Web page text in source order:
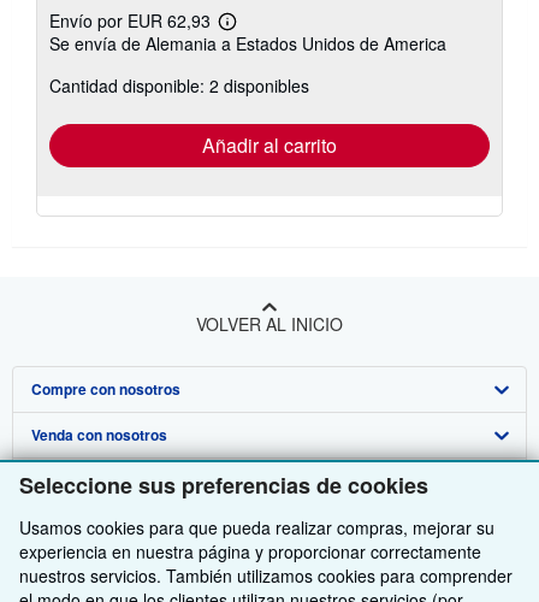
Seleccione sus preferencias de cookies
Usamos cookies para que pueda realizar compras, mejorar su
experiencia en nuestra página y proporcionar correctamente
nuestros servicios. También utilizamos cookies para comprender
Envío por EUR 62,93
Más
información
las
tarifas
envío
Se envía de Alemania a Estados Unidos de America
Cantidad disponible: 2 disponibles
Añadir al carrito
VOLVER AL INICIO
Compre con nosotros
Búsqueda avanzada
Colecciones
Mi cuenta
Mis pedidos
Venda con nosotros
Comenzar a vender
Únase a nuestro programa de afiliados
Recomiende un vendedor
Sobre nosotros
Sobre IberLibro
Medios
Obtener Ayuda
Preguntas frecuentes y guías
Otras compañías de AbeBooks